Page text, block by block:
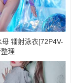
镭射泳衣[72P4V-
理